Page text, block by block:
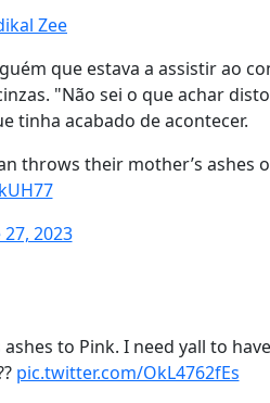
Zee
que estava a assistir ao
"Não sei o que achar
tinha acabado de acontecer.
throws their mother’s ashes
27, 2023
to Pink. I need yall to have
pic.twitter.com/OkL4762fEs